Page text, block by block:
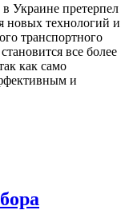
Украине претерпел
новых технологий и
транспортного
все более
как само
и